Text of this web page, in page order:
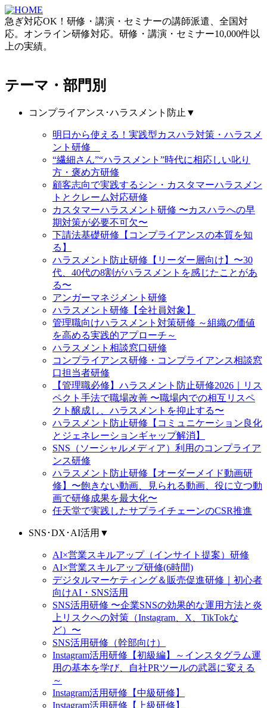
急ぎ対応OK！研修・講演・セミナーの講師派遣、全国対
応。オンライン研修対応。研修・講演・セミナー10,000件以
上の実績。
テーマ・部門別
コンプライアンス･ハラスメント防止 ▼
明日から使える！実践型カスハラ対策・ハラスメ
ント研修
“繊細さん”“ハラスメント”時代に相応しい叱り
方・褒め方研修
顧客志向で実践するシン・カスタマーハラスメン
トとクレーム対応研修
カスタマーハラスメント研修 〜カスハラへの早
期対策が必要不可欠〜
下請法基礎研修【コンプライアンスの本質を知
る】
ハラスメント防止研修【リーダー層向け】〜30
代、40代の8割がハラスメントを感じたことがあ
る〜
アンガーマネジメント研修
ハラスメント研修【全社員対象】
管理職向けハラスメント対策研修 ～組織の価値
を高める実践的アプローチ～
ハラスメント相談窓口研修
コンプライアンス研修・コンプライアンス相談窓
口担当者研修
【管理職必修】ハラスメント防止研修2026｜リス
ペクト手法で職場改善 〜職場内での相互リスペ
クト醸成し、ハラスメントを抑止する〜
ハラスメント防止研修【コミュニケーション良化
とジェネレーションギャップ解消】
SNS（ソーシャルメディア）利用のコンプライア
ンス研修
ハラスメント防止研修【オーダーメイド動画研
修】〜飽きない動画、見られる動画、役に立つ動
画で研修成果を最大化〜
任天堂で実践したサプライチェーンのCSR推進
SNS･DX･AI活用 ▼
AI×営業スキルアップ（インサイト提案）研修
AI×営業スキルアップ研修(6時間)
デジタルマーケティング＆販売促進研修｜初心者
向けAI・SNS活用
SNS活用研修 〜企業SNSの効果的な運用方法と炎
上リスクへの対策（Instagram、X、TikTokな
ど）〜
SNS活用研修（幹部向け）
Instagram活用研修【初級編】～インスタグラム運
用の基本を学び、自社PRツールの武器に変える
～
Instagram活用研修【中級研修】
Instagram活用研修【上級研修】